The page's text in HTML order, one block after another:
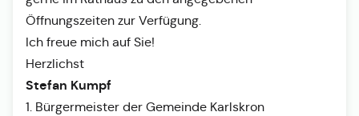
Öffnungszeiten zur Verfügung.
Ich freue mich auf Sie!
Herzlichst
Stefan Kumpf
1. Bürgermeister der Gemeinde Karlskron